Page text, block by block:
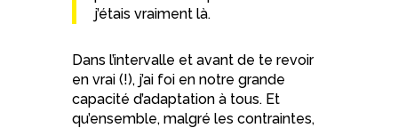
j’étais vraiment là.
Dans l’intervalle et avant de te revoir
en vrai (!), j’ai foi en notre grande
capacité d’adaptation à tous. Et
qu’ensemble, malgré les contraintes,